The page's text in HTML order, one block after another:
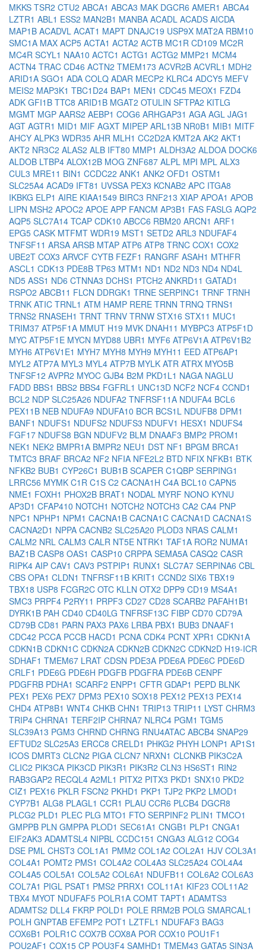
MKKS TSR2 CTU2 ABCA1 ABCA3 MAK DGCR6 AMER1 ABCA4
LZTR1 ABL1 ESS2 MAN2B1 MANBA ACADL ACADS AICDA
MAP1B ACADVL ACAT1 MAPT DNAJC19 USP9X MAT2A RBM10
SMC1A MAX ACP5 ACTA1 ACTA2 ACTB MC1R CD109 MC2R
MC4R SCYL1 NAA10 ACTC1 ACTG1 ACTG2 MMP21 MCM4
ACTN4 TRAC CD46 ACTN2 TMEM173 ACVR2B ACVRL1 MDH2
ARID1A SGO1 ADA COLQ ADAR MECP2 KLRC4 ADCY5 MEFV
MEIS2 MAP3K1 TBC1D24 BAP1 MEN1 CDC45 MEOX1 FZD4
ADK GFI1B TTC8 ARID1B MGAT2 OTULIN SFTPA2 KITLG
MGMT MGP AARS2 AEBP1 COG6 ARHGAP31 AGA AGL JAG1
AGT AGTR1 MID1 MIF AGXT MIPEP ARL13B NR0B1 MIB1 MITF
AHCY ALPK3 WDR35 AHR MLH1 CC2D2A KMT2A AK2 AKT1
AKT2 NR3C2 ALAS2 ALB IFT80 MMP1 ALDH3A2 ALDOA DOCK6
ALDOB LTBP4 ALOX12B MOG ZNF687 ALPL MPI MPL ALX3
CUL3 MRE11 BIN1 CCDC22 ANK1 ANK2 OFD1 OSTM1
SLC25A4 ACAD9 IFT81 UVSSA PEX3 KCNAB2 APC ITGA8
IKBKG ELP1 AIRE KIAA1549 BIRC3 RNF213 XIAP APOA1 APOB
LIPN MSH2 APOC2 APOE APP FANCM AP3B1 FAS FASLG AQP2
AQP5 SLC7A14 TCAP CDK10 ABCC6 RBM20 ARCN1 ARF1
EPG5 CASK MTFMT WDR19 MST1 SETD2 ARL3 NDUFAF4
TNFSF11 ARSA ARSB MTAP ATP6 ATP8 TRNC COX1 COX2
UBE2T COX3 ARVCF CYTB FEZF1 RANGRF ASAH1 MTHFR
ASCL1 CDK13 PDE8B TP63 MTM1 ND1 ND2 ND3 ND4 ND4L
ND5 ASS1 ND6 CTNNA3 DCHS1 PTCH2 ANKRD11 GATAD1
RSPO2 ABCB11 FLCN DDRGK1 TRNE SERPINC1 TRNF TRNH
TRNK ATIC TRNL1 ATM HAMP RERE TRNN TRNQ TRNS1
TRNS2 RNASEH1 TRNT TRNV TRNW STX16 STX11 MUC1
TRIM37 ATP5F1A MMUT H19 MVK DNAH11 MYBPC3 ATP5F1D
MYC ATP5F1E MYCN MYD88 UBR1 MYF6 ATP6V1A ATP6V1B2
MYH6 ATP6V1E1 MYH7 MYH8 MYH9 MYH11 EED ATP6AP1
MYL2 ATP7A MYL3 MYL4 ATP7B MYLK ATR ATRX MYO5B
TNFSF12 AVPR2 MYOC GJB4 B2M PKD1L1 NAGA NAGLU
FADD BBS1 BBS2 BBS4 FGFRL1 UNC13D NCF2 NCF4 CCND1
BCL2 NDP SLC25A26 NDUFA2 TNFRSF11A NDUFA4 BCL6
PEX11B NEB NDUFA9 NDUFA10 BCR BCS1L NDUFB8 DPM1
BANF1 NDUFS1 NDUFS2 NDUFS3 NDUFV1 HESX1 NDUFS4
FGF17 NDUFS8 BGN NDUFV2 BLM DNAAF3 BMP2 PROM1
NEK1 NEK2 BMPR1A BMPR2 NEU1 DST NF1 BPGM BRCA1
TMTC3 BRAF BRCA2 NF2 NFIA NFE2L2 BTD NFIX NFKB1 BTK
NFKB2 BUB1 CYP26C1 BUB1B SCAPER C1QBP SERPING1
LRRC56 MYMK C1R C1S C2 CACNA1H C4A BCL10 CAPN5
NME1 FOXH1 PHOX2B BRAT1 NODAL MYRF NONO KYNU
AP3D1 CFAP410 NOTCH1 NOTCH2 NOTCH3 CA2 CA4 PNP
NPC1 NPHP1 NPM1 CACNA1B CACNA1C CACNA1D CACNA1S
CACNA2D1 NPPA CACNB2 SLC25A20 PLOD3 NRAS CALM1
CALM2 NRL CALM3 CALR NT5E NTRK1 TAF1A ROR2 NUMA1
BAZ1B CASP8 OAS1 CASP10 CRPPA SEMA5A CASQ2 CASR
RIPK4 AIP CAV1 CAV3 PSTPIP1 RUNX1 SLC7A7 SERPINA6 CBL
CBS OPA1 CLDN1 TNFRSF11B KRIT1 CCND2 SIX6 TBX19
TBX18 USP8 FCGR2C OTC KLLN OTX2 DPP9 CD19 MS4A1
SMC3 PRPF4 P2RY11 PRPF3 CD27 CD28 SCARB2 PAFAH1B1
DYRK1B PAH CD40 CD40LG TNFRSF13C FIBP CD70 CD79A
CD79B CD81 PARN PAX3 PAX6 LRBA PBX1 BUB3 DNAAF1
CDC42 PCCA PCCB HACD1 PCNA CDK4 PCNT XPR1 CDKN1A
CDKN1B CDKN1C CDKN2A CDKN2B CDKN2C CDKN2D H19-ICR
SDHAF1 TMEM67 LRAT CDSN PDE3A PDE6A PDE6C PDE6D
CRLF1 PDE6G PDE6H PDGFB PDGFRA PDE6B CENPF
PDGFRB PDHA1 SCARF2 ENPP1 CFTR GDAP1 PEPD BLNK
PEX1 PEX6 PEX7 DPM3 PEX10 SOX18 PEX12 PEX13 PEX14
CHD4 ATP8B1 WNT4 CHKB CHN1 TRIP13 TRIP11 LYST CHRM3
TRIP4 CHRNA1 TERF2IP CHRNA7 NLRC4 PGM1 TGM5
SLC39A13 PGM3 CHRND CHRNG RNU4ATAC ABCB4 SNAP29
EFTUD2 SLC25A3 ERCC8 CRELD1 PHKG2 PHYH LONP1 AP1S1
ICOS DMRT3 CLCN2 PIGA CLCN7 NRXN1 CLCNKB PIK3C2A
CLIC2 PIK3CA PIK3CD PIK3R1 PIK3R2 CLN3 HS6ST1 RIN2
RAB3GAP2 RECQL4 A2ML1 PITX2 PITX3 PKD1 SNX10 PKD2
CIZ1 PEX16 PKLR FSCN2 PKHD1 PKP1 TJP2 PKP2 LMOD1
CYP7B1 ALG8 PLAGL1 CCR1 PLAU CCR6 PLCB4 DGCR8
PLCG2 PLD1 PLEC PLG MTO1 FTO SERPINF2 PLIN1 TMCO1
GMPPB PLN GMPPA PLOD1 SEC61A1 CNGB1 PLP1 CNGA1
EIF2AK3 ADAMTSL4 NIPBL CCDC151 CNGA3 ALG12 COG4
DSE PML CHST3 COL1A1 PMM2 COL1A2 COL2A1 HJV COL3A1
COL4A1 POMT2 PMS1 COL4A2 COL4A3 SLC25A24 COL4A4
COL4A5 COL5A1 COL5A2 COL6A1 NDUFB11 COL6A2 COL6A3
COL7A1 PIGL PSAT1 PMS2 PRRX1 COL11A1 KIF23 COL11A2
TBX4 MYOT NDUFAF5 POLR1A COMT TAPT1 ADAMTS3
ADAMTS2 DLL4 FKRP POLD1 POLE RRM2B POLG SMARCAL1
POLH GNPTAB EFEMP2 POT1 LZTFL1 NDUFAF3 BAG3
COX6B1 POLR1C COX7B COX8A POR COX10 POU1F1
POU2AF1 COX15 CP POU3F4 SAMHD1 TMEM43 GATA5 SIN3A